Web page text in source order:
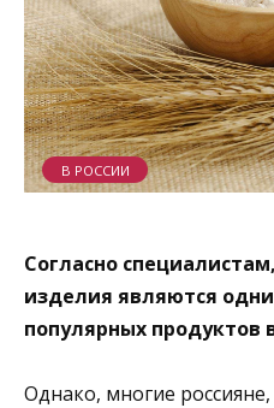
В РОССИИ
Согласно
изделия являются
популярных продуктов
Однако, многие